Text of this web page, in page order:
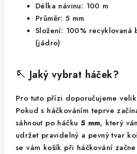
Délka návinu: 100 m
Průměr: 5 mm
Složení: 100% recyklovaná
(jádro)
🪡 Jaký vybrat háček?
Pro tuto přízi doporučujeme
Pokud s háčkováním teprve
sáhnout po háčku 5 mm, který
udržet pravidelný a pevný tvar
se vám košík při háčkování